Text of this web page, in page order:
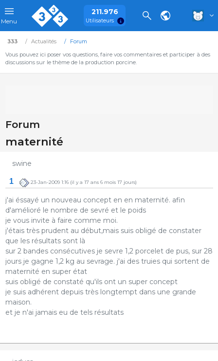
Menu
211.976
Utilisateurs
333 Actualités
Forum
Vous pouvez ici poser vos questions, faire vos commentaires et participer à des
discussions sur le thème de la production porcine.
Forum
maternité
swine
1 23-Jan-2009 1:16(il y a 17 ans 6 mois 17 jours)
j'ai éssayé un nouveau concept en en maternité. afin
d'amélioré le nombre de sevré et le poids
je vous invite à faire comme moi.
j'étais très prudent au début,mais suis obligé de constater
que les résultats sont là
sur 2 bandes consécutives je sevre 1,2 porcelet de pus, sur 28
jours je gagne 1,2 kg au sevrage. j'ai des truies qui sortent de
maternité en super état
suis obligé de constaté qu'ils ont un super concept
je suis adhérent depuis très longtempt dans une grande
maison.
et je n'ai jamais eu de tels résultats